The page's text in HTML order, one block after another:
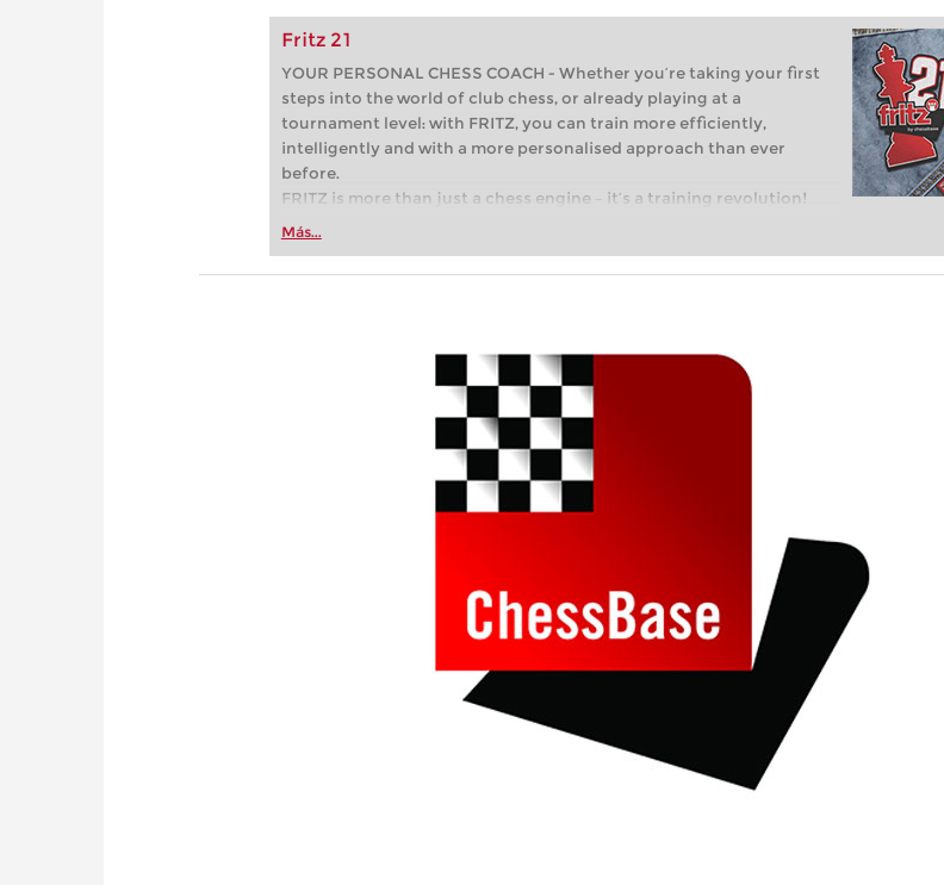
Fritz 21
YOUR PERSONAL CHESS COACH - Whether you’re taking your first
steps into the world of club chess, or already playing at a
tournament level: with FRITZ, you can train more efficiently,
intelligently and with a more personalised approach than ever
before.
FRITZ is more than just a chess engine – it’s a training revolution!
Whether you’re taking your first steps into the world of club chess,
more efficiently, intelligently and with a more personalised
Más...